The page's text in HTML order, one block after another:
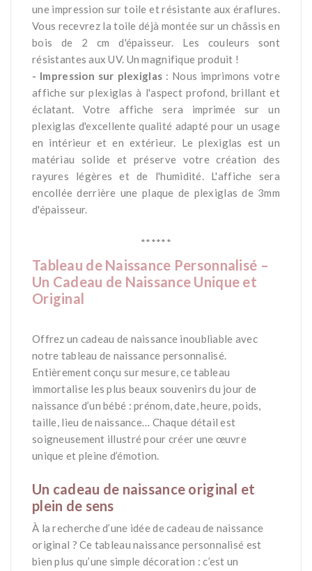
une impression sur toile et résistante aux éraflures.
Vous recevrez la toile déjà montée sur un châssis en
bois de 2 cm d'épaisseur. Les couleurs sont
résistantes aux UV. Un magnifique produit !
- Impression sur plexiglas : Nous imprimons votre
affiche sur plexiglas à l'aspect profond, brillant et
éclatant. Votre affiche sera imprimée sur un
plexiglas d'excellente qualité adapté pour un usage
en intérieur et en extérieur. Le plexiglas est un
matériau solide et préserve votre création des
rayures légères et de l'humidité. L'affiche sera
encollée derrière une plaque de plexiglas de 3mm
d'épaisseur.
******
Tableau de Naissance Personnalisé –
Un Cadeau de Naissance Unique et
Original
Offrez un cadeau de naissance inoubliable avec
notre tableau de naissance personnalisé.
Entièrement conçu sur mesure, ce tableau
immortalise les plus beaux souvenirs du jour de
naissance d’un bébé : prénom, date, heure, poids,
taille, lieu de naissance… Chaque détail est
soigneusement illustré pour créer une œuvre
unique et pleine d’émotion.
Un cadeau de naissance original et
plein de sens
À la recherche d’une idée de cadeau de naissance
original ? Ce tableau naissance personnalisé est
bien plus qu’une simple décoration : c’est un